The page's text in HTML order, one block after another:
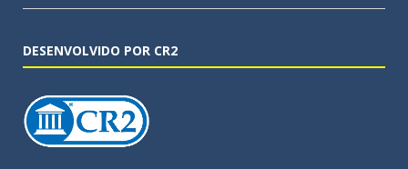
DESENVOLVIDO POR CR2